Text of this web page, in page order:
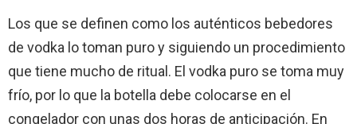
Los que se definen como los auténticos bebedores
de vodka lo toman puro y siguiendo un procedimiento
que tiene mucho de ritual. El vodka puro se toma muy
frío, por lo que la botella debe colocarse en el
congelador con unas dos horas de anticipación. En